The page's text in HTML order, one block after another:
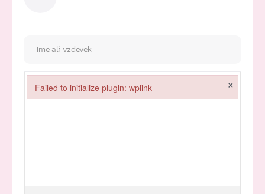
Failed to initialize plugin: wplink ×
Failed to initialize plugin: wplink